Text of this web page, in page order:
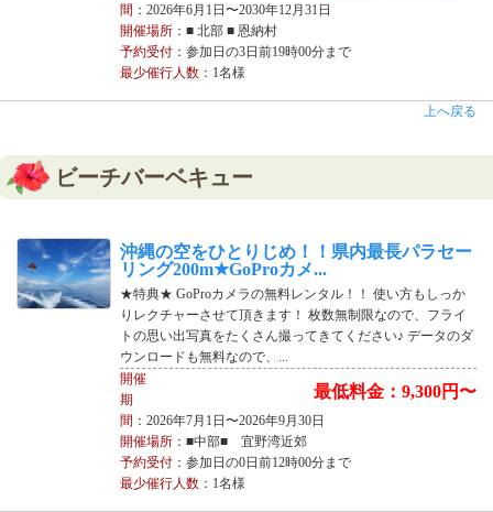
間 ：2026年6月1日〜2030年12月31日
開催場所：■ 北部 ■ 恩納村
予約受付：参加日の3日前19時00分まで
最少催行人数：1名様
上へ戻る
ビーチバーベキュー
沖縄の空をひとりじめ！！県内最長パラセー
リング200m★GoProカメ...
★特典★ GoProカメラの無料レンタル！！ 使い方もしっか
りレクチャーさせて頂きます！ 枚数無制限なので、フライ
トの思い出写真をたくさん撮ってきてください♪ データのダ
ウンロードも無料なので、...
最低料金：9,300円〜
開催
期
間 ：2026年7月1日〜2026年9月30日
開催場所：■中部■ 宜野湾近郊
予約受付：参加日の0日前12時00分まで
最少催行人数：1名様